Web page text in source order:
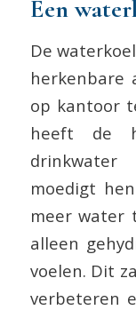
Een
De
herkenbare
op kantoor
heeft de
moedigt
meer water
alleen
voelen. Dit
verbeteren